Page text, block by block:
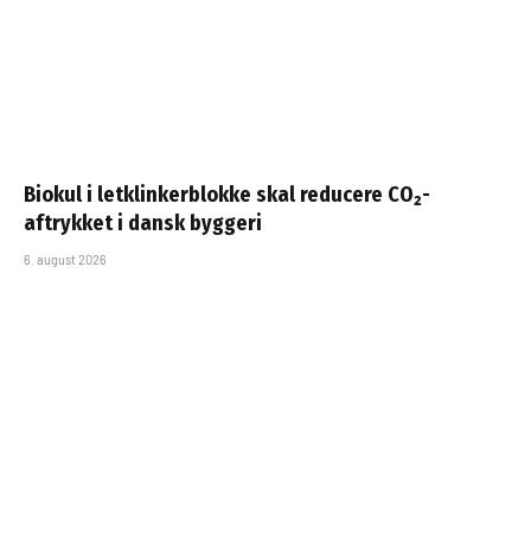
Biokul i letklinkerblokke skal reducere CO₂-
aftrykket i dansk byggeri
6. august 2026